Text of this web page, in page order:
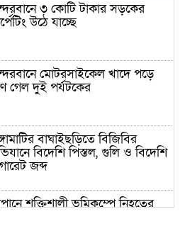
৩ কোটি টাকার সড়কের
উঠে যাচ্ছে
মোটরসাইকেল খাদে পড়ে
গেল দুই পর্যটকের
বাঘাইছড়িতে বিজিবির
বিদেশি পিস্তল, গুলি ও বিদেশি
জব্দ
শক্তিশালী ভূমিকম্পে নিহতের